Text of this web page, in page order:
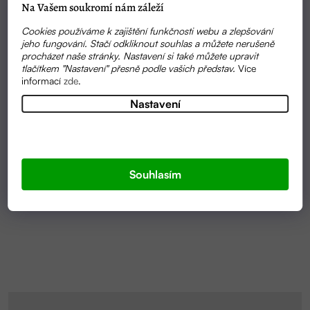
Na Vašem soukromí nám záleží
Cookies používáme k zajištění funkčnosti webu a zlepšování
jeho fungování. Stačí odkliknout souhlas a můžete nerušeně
procházet naše stránky. Nastavení si také můžete upravit
tlačítkem "Nastavení" přesně podle vašich představ.Více
informacízde.
Nastavení
Souhlasím
368 KČ